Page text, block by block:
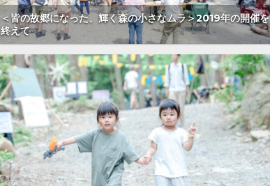
＜皆の故郷になった、輝く森の小さなムラ＞2019年の開催を
終えて